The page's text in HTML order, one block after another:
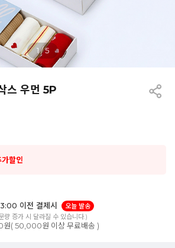
1/5
스 우먼 5P
할인
이전 결제시
오늘 발송
량 증가 시 달라질 수 있습니다.)
( 50,000원 이상 무료배송 )